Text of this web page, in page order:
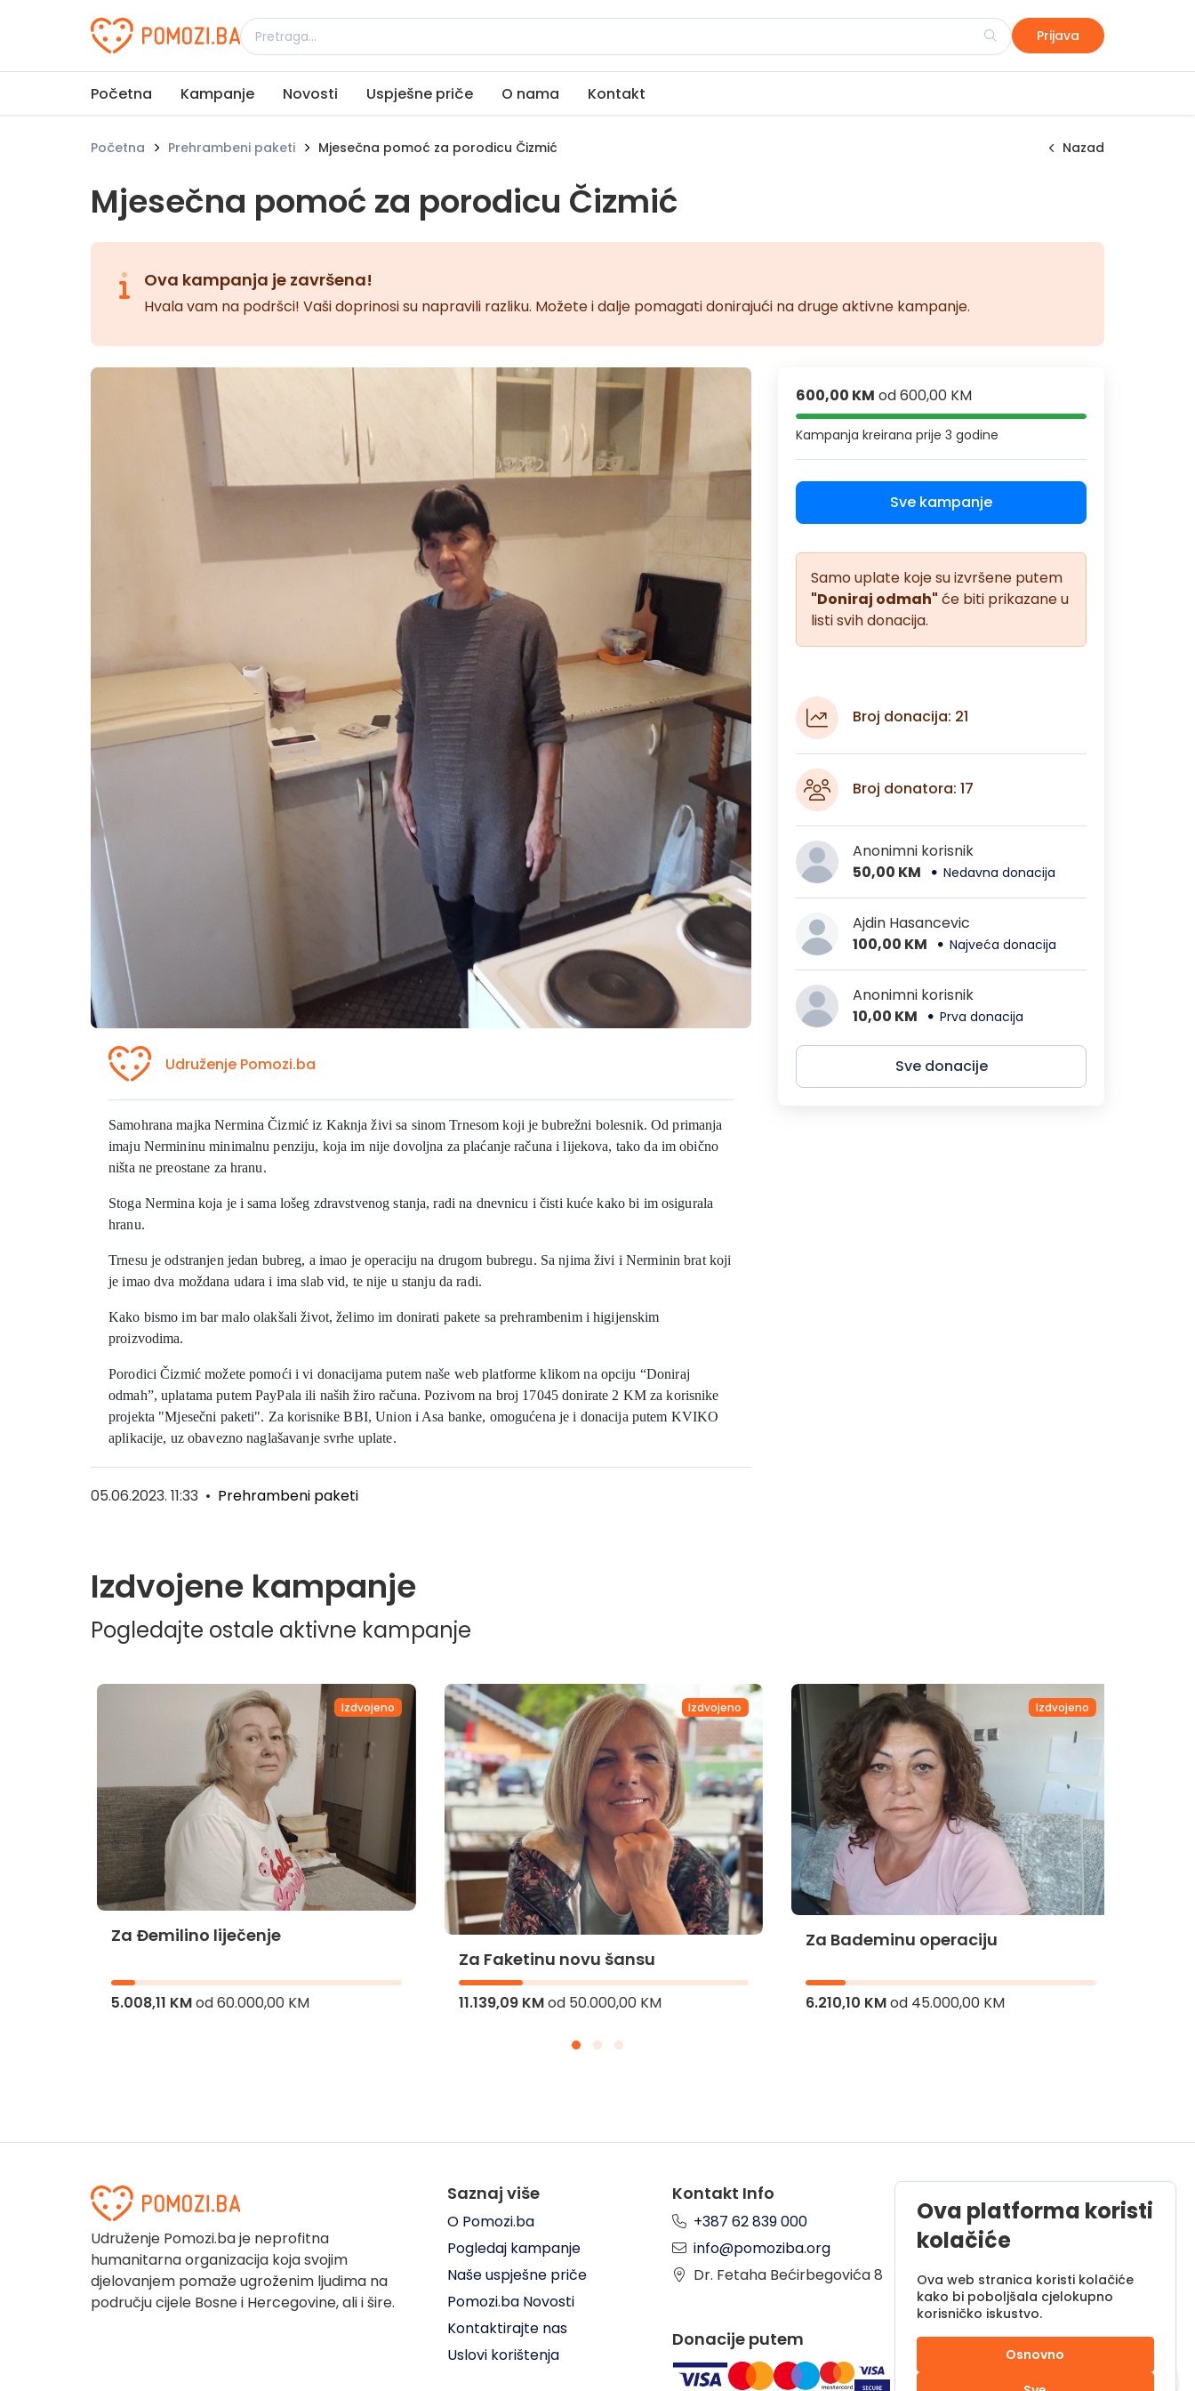
Udruženje Pomozi.ba Prijava
Početna Kampanje Novosti Uspješne priče O nama Kontakt
Početna Prehrambeni paketi Mjesečna pomoć za porodicu Čizmić Nazad
Mjesečna pomoć za porodicu Čizmić
Ova kampanja je završena!
Hvala vam na podršci! Vaši doprinosi su napravili razliku. Možete i dalje pomagati donirajući na druge aktivne kampanje.
Udruženje Pomozi.ba
Samohrana majka Nermina Čizmić iz Kaknja živi sa sinom Trnesom koji je bubrežni bolesnik. Od primanja
imaju Nermininu minimalnu penziju, koja im nije dovoljna za plaćanje računa i lijekova, tako da im obično
ništa ne preostane za hranu.
Stoga Nermina koja je i sama lošeg zdravstvenog stanja, radi na dnevnicu i čisti kuće kako bi im osigurala
hranu.
Trnesu je odstranjen jedan bubreg, a imao je operaciju na drugom bubregu. Sa njima živi i Nerminin brat koji
je imao dva moždana udara i ima slab vid, te nije u stanju da radi.
Kako bismo im bar malo olakšali život, želimo im donirati pakete sa prehrambenim i higijenskim
proizvodima.
Porodici Čizmić možete pomoći i vi donacijama putem naše web platforme klikom na opciju “Doniraj
odmah”, uplatama putem PayPala ili naših žiro računa. Pozivom na broj 17045 donirate 2 KM za korisnike
projekta "Mjesečni paketi". Za korisnike BBI, Union i Asa banke, omogućena je i donacija putem KVIKO
aplikacije, uz obavezno naglašavanje svrhe uplate.
05.06.2023. 11:33 • Prehrambeni paketi
600,00 KM od600,00 KM
Kampanja kreiranaprije 3 godine
Sve kampanje
Samo uplate koje su izvršene putem
"Doniraj odmah" će biti prikazane u
listi svih donacija.
Broj donacija: 21
Broj donatora: 17
Anonimni korisnik
50,00 KM
Nedavna donacija
Ajdin Hasancevic
100,00 KM
Najveća donacija
Anonimni korisnik
10,00 KM
Prva donacija
Sve donacije
Izdvojene kampanje
Pogledajte ostale aktivne kampanje
Izdvojeno
Za Đemilino liječenje
5.008,11 KMod60.000,00 KM
Izdvojeno
Za Faketinu novu šansu
11.139,09 KMod50.000,00 KM
Izdvojeno
Za Bademinu operaciju
6.210,10 KMod45.000,00 KM
Udruženje Pomozi.ba je neprofitna
humanitarna organizacija koja svojim
djelovanjem pomaže ugroženim ljudima na
području cijele Bosne i Hercegovine, ali i šire.
Saznaj više
O Pomozi.ba
Pogledaj kampanje
Naše uspješne priče
Pomozi.ba Novosti
Kontaktirajte nas
Uslovi korištenja
Kontakt Info
+387 62 839 000
info@pomoziba.org
Dr. Fetaha Bećirbegovića 8
Pon - Pet od 08 do 17h
Sub od 10 do 17h
Nedjelja - neradni dan
Donacije putem
Ova platforma koristi
kolačiće
Ova web stranica koristi kolačiće
kako bi poboljšala cjelokupno
korisničko iskustvo.
Osnovno